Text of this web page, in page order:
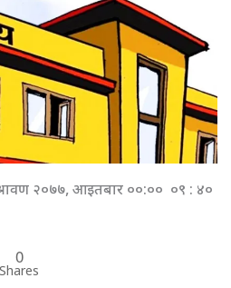
श्रावण २०७७, आइतबार ००:०० ०९ : ४०
0
Shares